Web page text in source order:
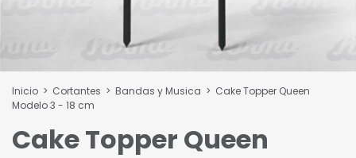
Inicio > Cortantes > Bandas y Musica > Cake Topper Queen
Modelo 3 - 18 cm
Cake Topper Queen